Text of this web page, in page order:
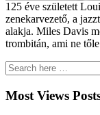
125 éve született
zenekarvezető, a
alakja. Miles Davis
trombitán, ami ne tőle
Most Views